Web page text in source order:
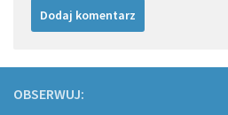
OBSERWUJ: